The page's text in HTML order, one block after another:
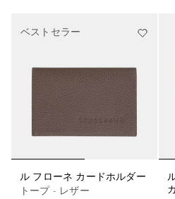
ル フローネ カードホルダー
トープ - レザー
ベストセラー
ル プリアージュ